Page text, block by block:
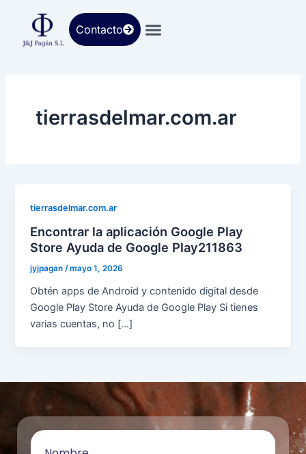
contenido
Contacto
tierrasdelmar.com.ar
tierrasdelmar.com.ar
Encontrar la aplicación Google Play
Store Ayuda de Google Play211863
jyjpagan/mayo 1, 2026
Obtén apps de Android y contenido digital desde
Google Play Store Ayuda de Google Play Si tienes
varias cuentas, no […]